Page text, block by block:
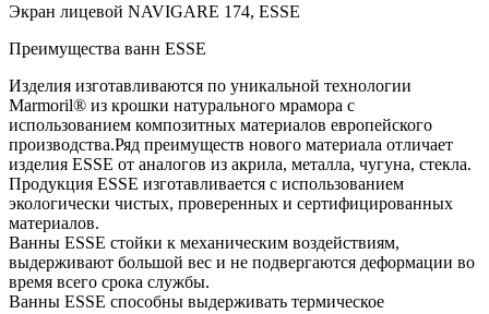
Экран лицевой NAVIGARE 174, ESSE
Преимущества ванн ESSE
Изделия изготавливаются по уникальной технологии
Marmoril® из крошки натурального мрамора с
использованием композитных материалов европейского
производства.Ряд преимуществ нового материала отличает
изделия ESSE от аналогов из акрила, металла, чугуна, стекла.
Продукция ESSE изготавливается с использованием
экологически чистых, проверенных и сертифицированных
материалов.
Ванны ESSE стойки к механическим воздействиям,
выдерживают большой вес и не подвергаются деформации во
время всего срока службы.
Ванны ESSE способны выдерживать термическое